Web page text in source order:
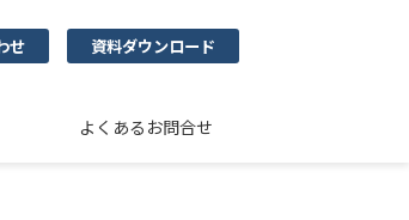
せ 資料ダウンロード
よくあるお問合せ